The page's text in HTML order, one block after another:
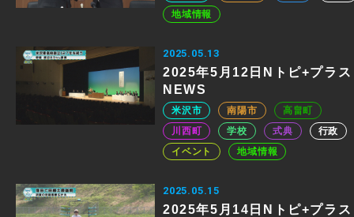
地域情報
2025.05.13
2025年5月12日Nトピ+プラス
NEWS
米沢市 南陽市
高畠町
川西町
学校 式典
行政
イベント
地域情報
2025.05.15
2025年5月14日Nトピ+プラス